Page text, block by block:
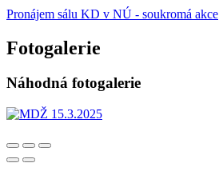
Pronájem sálu KD v NÚ - soukromá akce
Fotogalerie
Náhodná fotogalerie